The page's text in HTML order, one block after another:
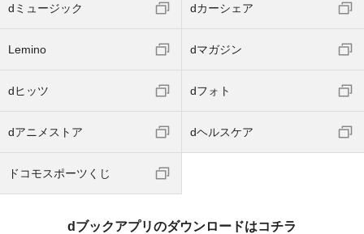
dミュージック dカーシェア
Lemino dマガジン
dヒッツ dフォト
dアニメストア dヘルスケア
ドコモスポーツくじ
dブックアプリのダウンロードはコチラ